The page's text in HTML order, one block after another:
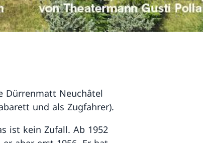
Dürrenmatt Neuchâtel
und als Zugfahrer).
ist kein Zufall. Ab 1952